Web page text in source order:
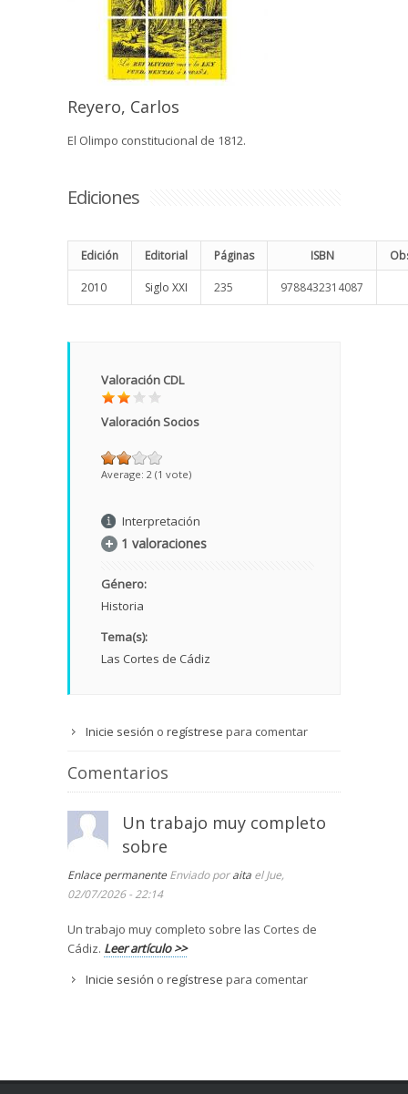
Reyero, Carlos
El Olimpo constitucional de 1812.
Ediciones
Edición Editorial Páginas ISBN
2010 Siglo XXI 235 9788432314087
Valoración CDL
Valoración Socios
Average: 2 (1 vote)
Interpretación
1 valoraciones
Género:
Historia
Tema(s):
Las Cortes de Cádiz
Inicie sesión o regístrese para comentar
Comentarios
Un trabajo muy completo
sobre
Enlace permanente Enviado poraita el Jue,
02/07/2026 - 22:14
Un trabajo muy completo sobre las Cortes de
Cádiz. Leer artículo >>
Inicie sesión o regístrese para comentar